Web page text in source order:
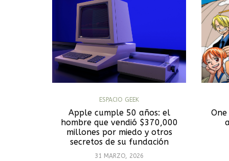
ESPACIO GEEK
Apple cumple 50 años: el
hombre que vendió $370,000
millones por miedo y otros
secretos de su fundación
31 MARZO, 2026